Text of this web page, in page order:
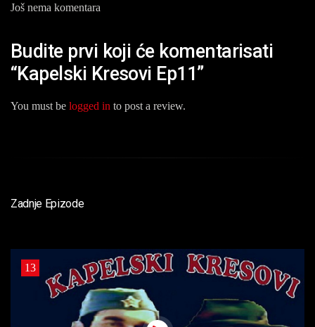
Još nema komentara
Budite prvi koji će komentarisati
“Kapelski Kresovi Ep11”
You must be logged in to post a review.
Zadnje Epizode
13